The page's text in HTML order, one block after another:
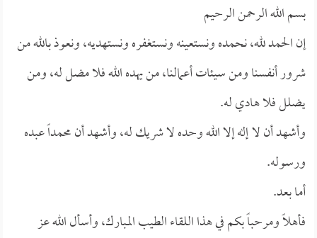
بسم الله الرحمن الرحيم
إن الحمد لله، نحمده ونستعينه ونستغفره ونستهديه، ونعوذ بالله من
شرور أنفسنا ومن سيئات أعمالنا، من يهده الله فلا مضل له، ومن
يضلل فلا هادي له.
وأشهد أن لا إله إلا الله وحده لا شريك له، وأشهد أن محمداً عبده
ورسوله.
أما بعد.
فأهلاً ومرحباً بكم في هذا اللقاء الطيب المبارك، وأسأل الله عز